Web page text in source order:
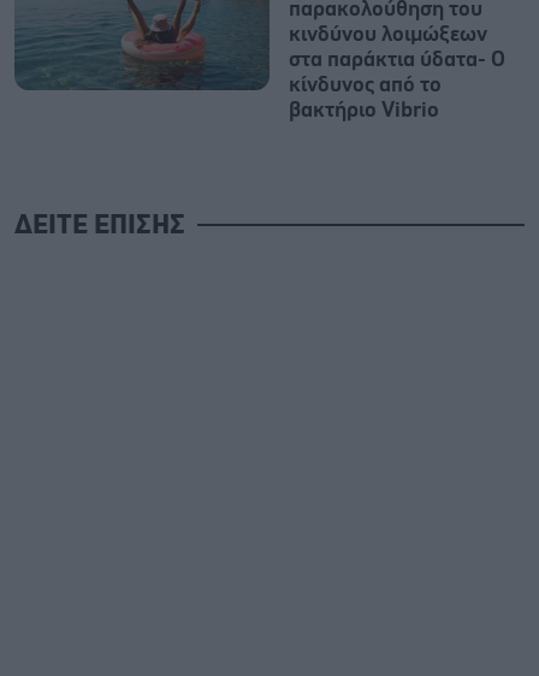
παρακολούθηση του
κινδύνου λοιμώξεων
στα παράκτια ύδατα- Ο
κίνδυνος από το
βακτήριο Vibrio
ΔΕΙΤΕ ΕΠΙΣΗΣ